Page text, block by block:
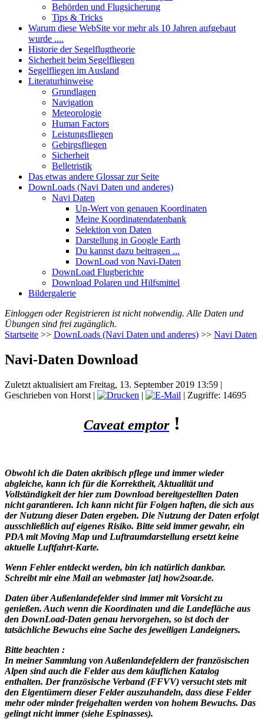
Behörden und Flugsicherung
Tips & Tricks
Warum diese WebSite vor mehr als 10 Jahren aufgebaut
wurde ....
Historie der Segelflugtheorie
Sicherheit beim Segelfliegen
Segelfliegen im Ausland
Literaturhinweise
Grundlagen
Navigation
Meteorologie
Human Factors
Leistungsfliegen
Gebirgsfliegen
Sicherheit
Belletristik
Das etwas andere Glossar zur Seite
DownLoads (Navi Daten und anderes)
Navi Daten
Un-Wert von genauen Koordinaten
Meine Koordinatendatenbank
Selektion von Daten
Darstellung in Google Earth
Du kannst dazu beitragen ...
DownLoad von Navi-Daten
DownLoad Flugberichte
Download Polaren und Hilfsmittel
Bildergalerie
Einloggen oder Registrieren ist nicht notwendig. Alle Daten und
Übungen sind frei zugänglich.
Startseite >> DownLoads (Navi Daten und anderes) >> Navi Daten
Navi-Daten Download
Zuletzt aktualisiert am Freitag, 13. September 2019 13:59 |
Geschrieben von Horst | | | Zugriffe: 14695
Caveat emptor!
Obwohl ich die Daten akribisch pflege und immer wieder
abgleiche, kann ich für die Korrektheit, Aktualität und
Vollständigkeit der hier zum Download bereitgestellten Daten
nichtgarantieren. Ich kann nicht für Folgen haften, die sich aus
der Nutzung dieser Daten ergeben. Die Nutzung der Daten erfolgt
ausschließlich auf eigenes Risiko. Bitte seid immer gewahr, ein
PDA mit Moving Map und Luftraumdarstellung ersetzt keine
aktuelle Luftfahrt-Karte.
Wenn Fehler entdeckt werden, bin ich natürlich dankbar.
Schreibt mir eine Mail an webmaster [at] how2soar.de.
Daten über Außenlandefelder sind immer mit Vorsicht zu
genießen. Auch wenn die Koordinaten und die Landefläche aus
den DownLoad-Daten genau hervorgehen, so ist doch der
tatsächliche Bewuchs eine Sache des jeweiligen Landeigners.
Bitte beachten :
In meiner Sammlung von Außenlandefeldern der französischen
Alpen sind auch die Felder aus dem käuflichen Katalog
enthalten. Der französische Verband (FFVV) versucht stets mit
den Eigentümern dieser Felder auszuhandeln, dass diese Felder
mehr oder minder freigehalten werden von hohem Bewuchs. Das
gelingt nicht immer (siehe Espinasses).